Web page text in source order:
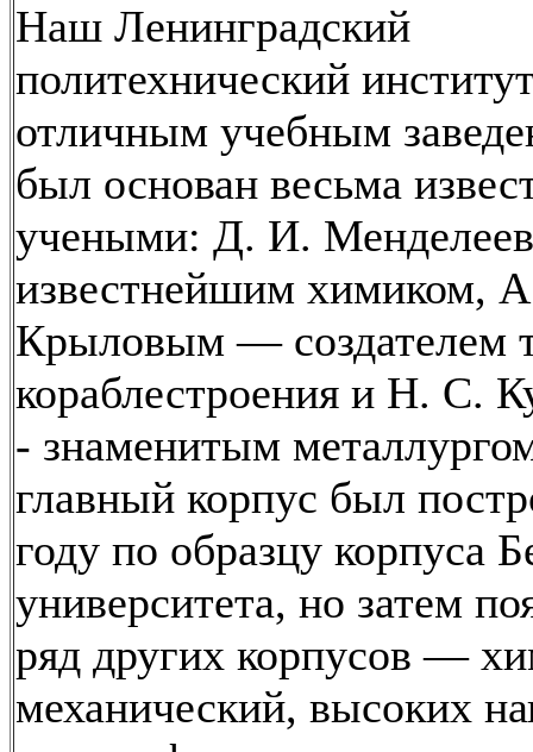
Наш Ленинградский
политехнический
отличным учебным
был основан весьма
учеными: Д. И.
известнейшим химиком,
Крыловым — создателем
кораблестроения и Н. С.
- знаменитым
главный корпус был
году по образцу корпуса
университета, но затем
ряд других корпусов —
механический, высоких